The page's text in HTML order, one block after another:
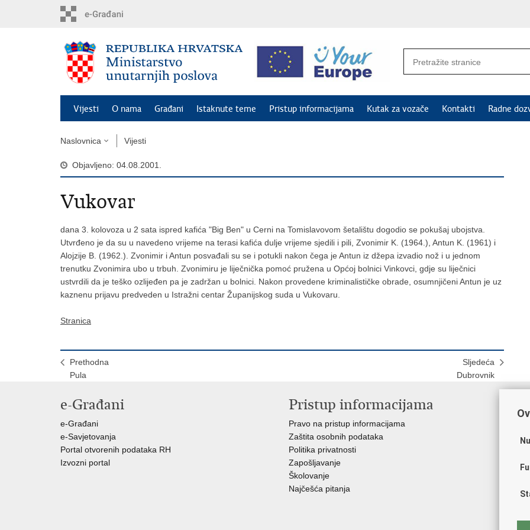
Vijesti O nama Građani Istaknute teme Pristup informacijama Kutak za vozače Kontakti Radne
Naslovnica Vijesti
Objavljeno: 04.08.2001.
Vukovar
dana 3. kolovoza u 2 sata ispred kafića "Big Ben" u Cerni na Tomislavovom šetalištu dogodio se pokušaj ubojstva.
Utvrđeno je da su u navedeno vrijeme na terasi kafića dulje vrijeme sjedili i pili, Zvonimir K. (1964.), Antun K. (1961) i
Alojzije B. (1962.). Zvonimir i Antun posvađali su se i potukli nakon čega je Antun iz džepa izvadio nož i u jednom
trenutku Zvonimira ubo u trbuh. Zvonimiru je liječnička pomoć pružena u Općoj bolnici Vinkovci, gdje su liječnici
ustvrdili da je teško ozlijeđen pa je zadržan u bolnici. Nakon provedene kriminalističke obrade, osumnjičeni Antun je uz
kaznenu prijavu predveden u Istražni centar Županijskog suda u Vukovaru.
Stranica
Prethodna
Pula
Sljedeća
Dubrovnik
e-Građani
e-Građani
e-Savjetovanja
Portal otvorenih podataka RH
Izvozni portal
Pristup informacijama
Pravo na pristup informacijama
Zaštita osobnih podataka
Politika privatnosti
Zapošljavanje
Školovanje
Najčešća pitanja